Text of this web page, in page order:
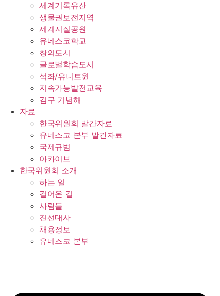
세계기록유산
생물권보전지역
세계지질공원
유네스코학교
창의도시
글로벌학습도시
석좌/유니트윈
지속가능발전교육
김구 기념해
자료
한국위원회 발간자료
유네스코 본부 발간자료
국제규범
아카이브
한국위원회 소개
하는 일
걸어온 길
사람들
친선대사
채용정보
유네스코 본부